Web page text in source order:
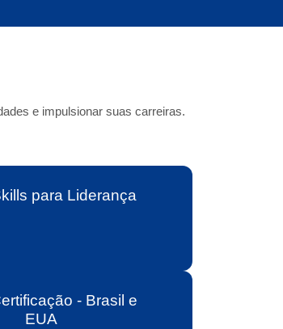
e impulsionar suas carreiras.
para Liderança
- Brasil e
EUA